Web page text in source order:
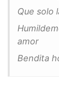
Que solo
amor
Bendita